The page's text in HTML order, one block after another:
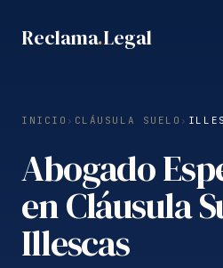
Reclama.Legal
INICIO › CLÁUSULA SUELO ›
Abogado
en Cláusula
Illescas